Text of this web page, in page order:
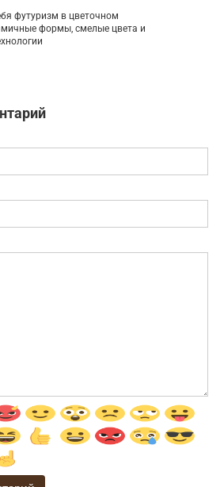
футуризм в цветочном
формы, смелые цвета и